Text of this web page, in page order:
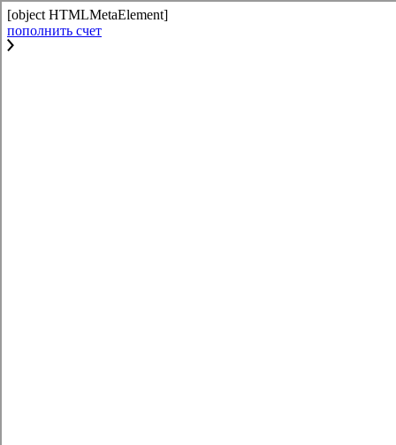
[object HTMLMetaElement]
пополнить счет